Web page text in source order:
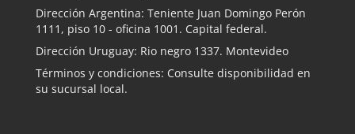
Dirección Argentina: Teniente Juan Domingo Perón
1111, piso 10 - oficina 1001. Capital federal.
Dirección Uruguay: Rio negro 1337. Montevideo
Términos y condiciones: Consulte disponibilidad en
su sucursal local.